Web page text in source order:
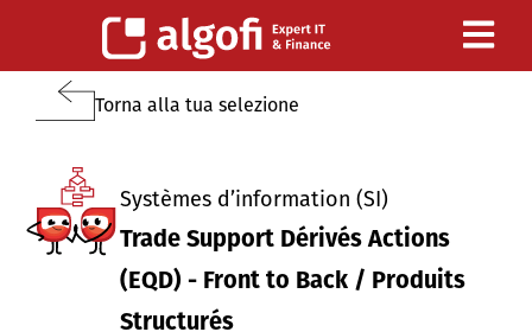
Torna alla tua selezione
Systèmes d’information (SI)
Trade Support Dérivés Actions
(EQD) - Front to Back / Produits
Structurés